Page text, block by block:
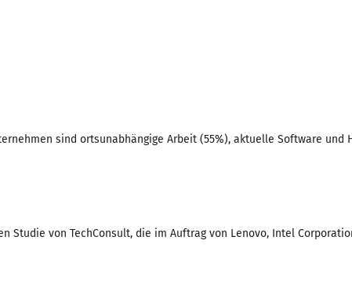
sind ortsunabhängige Arbeit (55%), aktuelle Software und
Studie von TechConsult, die im Auftrag von Lenovo, Intel